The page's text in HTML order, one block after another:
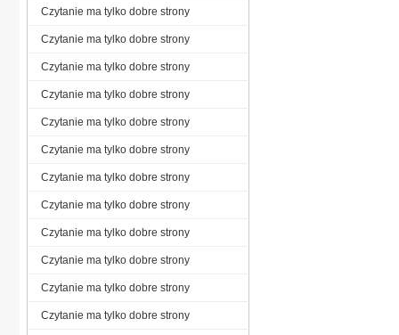
Czytanie ma tylko dobre strony
Czytanie ma tylko dobre strony
Czytanie ma tylko dobre strony
Czytanie ma tylko dobre strony
Czytanie ma tylko dobre strony
Czytanie ma tylko dobre strony
Czytanie ma tylko dobre strony
Czytanie ma tylko dobre strony
Czytanie ma tylko dobre strony
Czytanie ma tylko dobre strony
Czytanie ma tylko dobre strony
Czytanie ma tylko dobre strony